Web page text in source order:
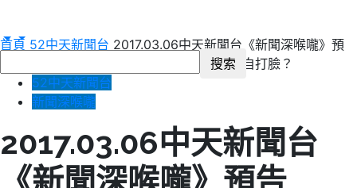
首頁 52中天新聞台 2017.03.06中天新聞台《新聞深喉嚨》預
告 「提好提滿」民進黨提名監委遭網友酸自打臉？
52中天新聞台
新聞深喉嚨
2017.03.06中天新聞台
《新聞深喉嚨》預告